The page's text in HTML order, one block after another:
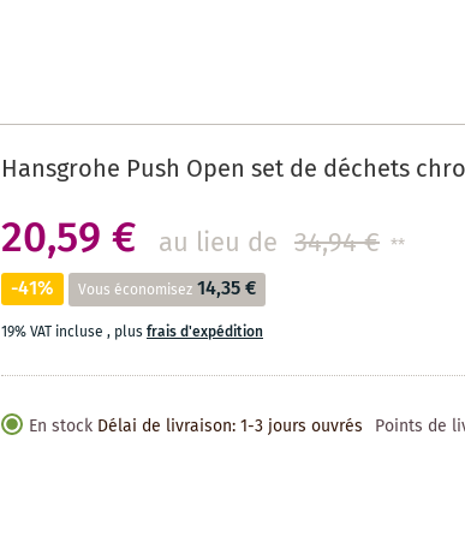
Hansgrohe Push Open set de déchets
20,59 € au lieu de 34,94 € **
-41% Vous économisez 14,35 €
19% VAT incluse , plusfrais d'expédition
En stock Délai de livraison: 1-3 jours ouvrés Points de